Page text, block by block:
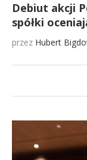
Debiut akcji
spółki
przez Hubert